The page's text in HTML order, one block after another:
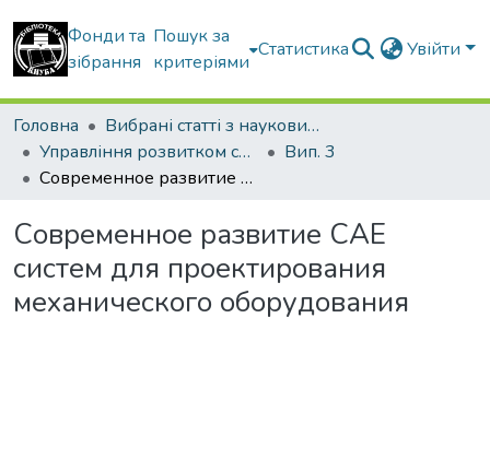
Фонди та
зібрання
Пошук за
критеріями
Статистика Увійти
Головна
Вибрані статті з наукових збірників КНУБА
Управління розвитком складних систем
Вип. 3
Современное развитие CAE систем для проектирования механического оборудования
Современное развитие CAE
систем для проектирования
механического оборудования